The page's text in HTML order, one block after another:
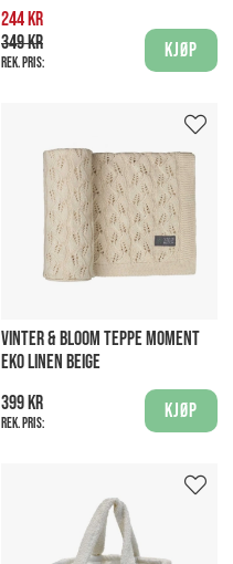
244 kr
349 kr
Rek. pris:
Kjøp
VINTER & BLOOM TEPPE MOMENT
EKO LINEN BEIGE
399 kr
Rek. pris:
Kjøp